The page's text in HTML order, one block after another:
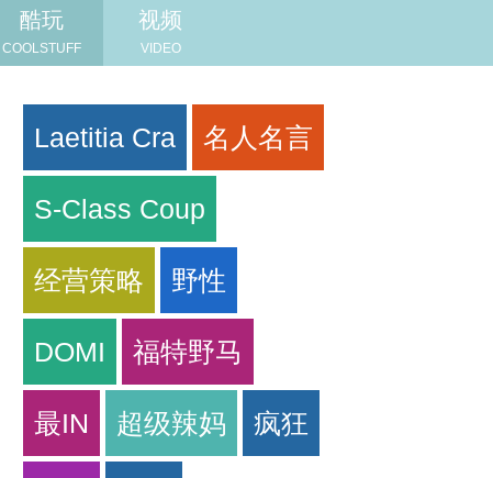
酷玩
COOLSTUFF
视频
VIDEO
Laetitia Cra 名人名言
S-Class Coup
经营策略 野性
DOMI 福特野马
最IN 超级辣妈 疯狂